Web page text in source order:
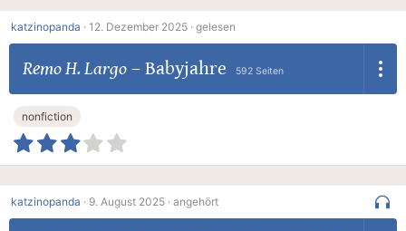
katzinopanda · 12. Dezember 2025 · gelesen
Remo H. Largo– Babyjahre 592 Seiten
nonfiction
katzinopanda · 9. August 2025 · angehört